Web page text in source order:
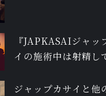
『JAPKASAIジャッ
イの施術中は射精し
ジャップカサイと他